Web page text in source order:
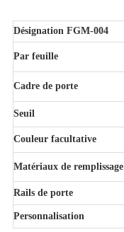
Désignation FGM-004
Par feuille
Cadre de porte
Seuil
Couleur facultative
Matériaux de remplissage
Rails de porte
Personnalisation